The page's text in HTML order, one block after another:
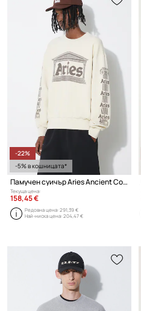
-22%
-5% в кошницата*
Памучен суичър Aries Ancient Column Sweat
Текуща цена:
158,45 €
Редовна цена:291,39 €
Най-ниска цена:204,47 €